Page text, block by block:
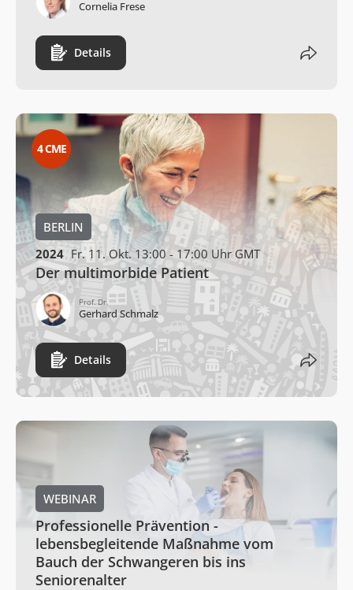
Cornelia Frese
Details
4CME
BERLIN
2024 Fr. 11. Okt. 13:00 - 17:00 Uhr GMT
Der multimorbide Patient
Prof. Dr.
Gerhard Schmalz
Details
WEBINAR
Professionelle Prävention -
lebensbegleitende Maßnahme vom
Bauch der Schwangeren bis ins
Seniorenalter